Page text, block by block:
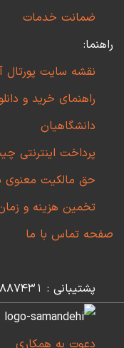
ضمانت خدمات
راهنما:
نقشه سایت
راهنمای خرید و
دانشگاهیان
پرداخت اینترنتی
حق مالکیت معنوی
تخمین هزینه و
صفحه تماس با ما
پشتیبانی : 09393887431
دعوت به همکاری